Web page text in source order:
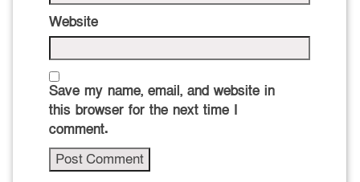
Website
Save my name, email, and website in
this browser for the next time I
comment.